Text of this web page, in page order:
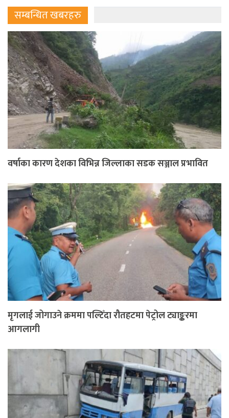
सम्बन्धित खबरहरु
वर्षाका कारण देशका विभिन्न जिल्लाका सडक सञ्जाल प्रभावित
मृगलाई जोगाउने क्रममा पल्टिँदा रौतहटमा पेट्रोल ट्याङ्करमा
आगलागी